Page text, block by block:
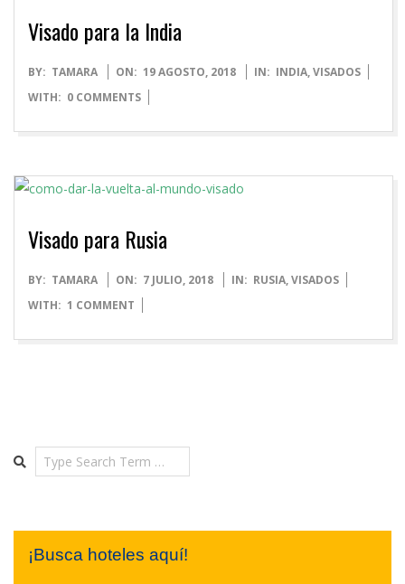
Visado para la India
2018-
08-
BY: TAMARA ON: 19 AGOSTO, 2018 IN: INDIA,VISADOS
WITH: 0 COMMENTS
Visado para Rusia
2018-
07-
BY: TAMARA ON: 7 JULIO, 2018 IN: RUSIA,VISADOS
WITH: 1 COMMENT
Search
¡Busca hoteles aquí!